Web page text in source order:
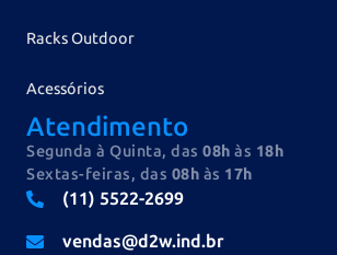
Racks Outdoor
Acessórios
Atendimento
Segunda à Quinta, das 08h às 18h
Sextas-feiras, das 08h às 17h
(11) 5522-2699
vendas@d2w.ind.br